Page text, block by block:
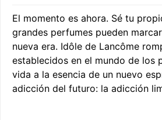
El momento es ahora. Sé tu
grandes perfumes pueden
nueva era. Idôle de Lancôme
establecidos en el mundo de los
vida a la esencia de un nuevo
adicción del futuro: la adicción